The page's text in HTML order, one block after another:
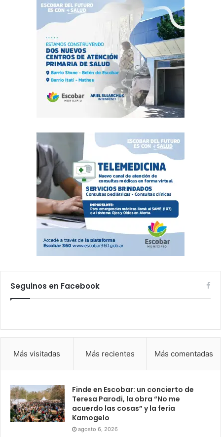
Seguinos en Facebook
Más visitadas Más recientes Más comentadas
Finde en Escobar: un concierto de
Teresa Parodi, la obra “No me
acuerdo las cosas” y la feria
Kamogelo
agosto 6, 2026